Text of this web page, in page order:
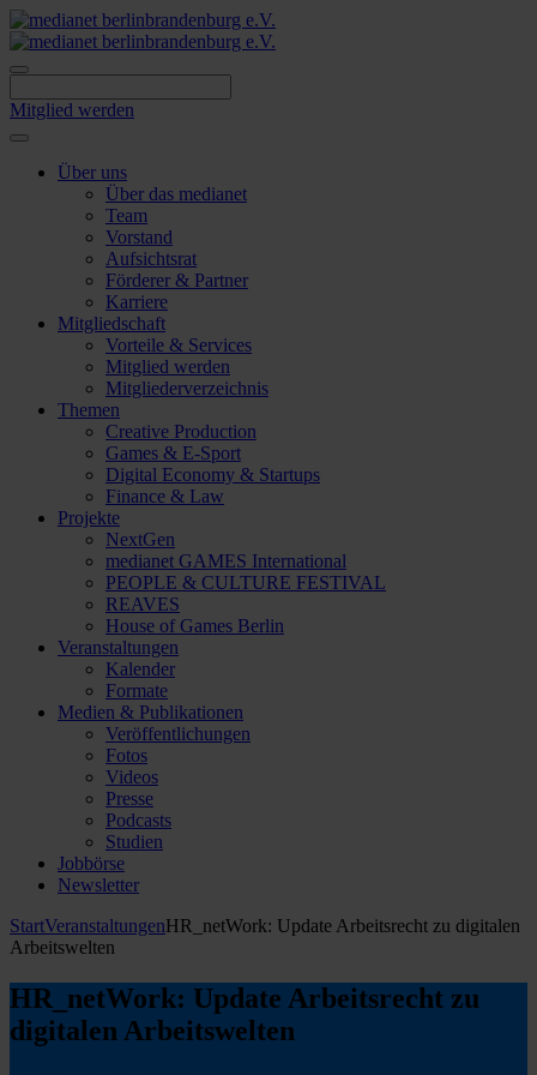
Skip
to
content
Mitglied werden
Über uns
Über das medianet
Team
Vorstand
Aufsichtsrat
Förderer & Partner
Karriere
Mitgliedschaft
Vorteile & Services
Mitglied werden
Mitgliederverzeichnis
Themen
Creative Production
Games & E-Sport
Digital Economy & Startups
Finance & Law
Projekte
NextGen
medianet GAMES International
PEOPLE & CULTURE FESTIVAL
REAVES
House of Games Berlin
Veranstaltungen
Kalender
Formate
Medien & Publikationen
Veröffentlichungen
Fotos
Videos
Presse
Podcasts
Studien
Jobbörse
Newsletter
StartVeranstaltungenHR_netWork: Update Arbeitsrecht zu digitalen
Arbeitswelten
HR_netWork: Update Arbeitsrecht zu
digitalen Arbeitswelten